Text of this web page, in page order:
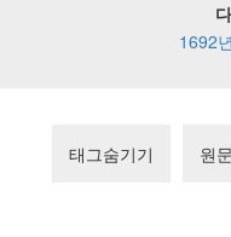
1692
태그숨기기 원